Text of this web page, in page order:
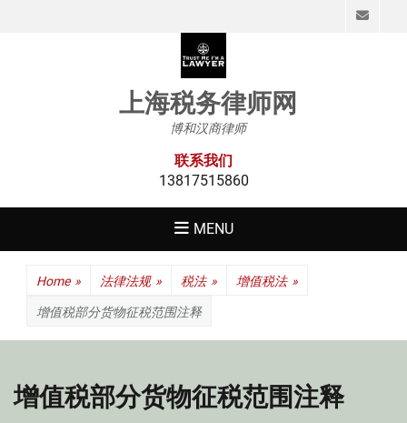
上海税务律师网
博和汉商律师
联系我们
13817515860
MENU
Home » 法律法规 » 税法 » 增值税法 »
增值税部分货物征税范围注释
增值税部分货物征税范围注释